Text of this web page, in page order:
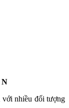
N
nhiều đối tượng